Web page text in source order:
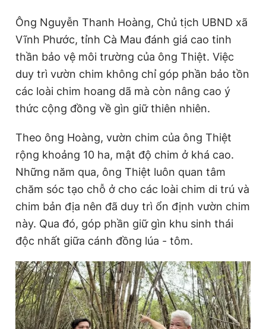
Ông Nguyễn Thanh Hoàng, Chủ tịch UBND xã
Vĩnh Phước, tỉnh Cà Mau đánh giá cao tinh
thần bảo vệ môi trường của ông Thiệt. Việc
duy trì vườn chim không chỉ góp phần bảo tồn
các loài chim hoang dã mà còn nâng cao ý
thức cộng đồng về gìn giữ thiên nhiên.
Theo ông Hoàng, vườn chim của ông Thiệt
rộng khoảng 10 ha, mật độ chim ở khá cao.
Những năm qua, ông Thiệt luôn quan tâm
chăm sóc tạo chỗ ở cho các loài chim di trú và
chim bản địa nên đã duy trì ổn định vườn chim
này. Qua đó, góp phần giữ gìn khu sinh thái
độc nhất giữa cánh đồng lúa - tôm.